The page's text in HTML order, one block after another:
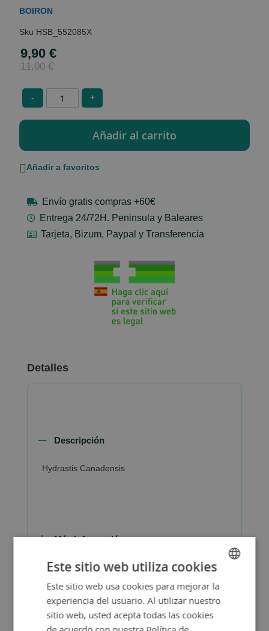
the
gallery
BOIRON
HSB_552085X
Special
Price
9,90 €
11,00 €
- +
Añadir a favoritos
Envío gratis compras +60€
Entrega 24/72H. Peninsula y Baleares
Tarjeta, Bizum, Paypal y Transferencia
Detalles
Descripción
Hydrastis Canadensis
Más Información
SPANISH
ENGLISH
Este sitio web utiliza cookies
Este sitio web usa cookies para mejorar la
experiencia del usuario. Al utilizar nuestro
sitio web, usted acepta todas las cookies